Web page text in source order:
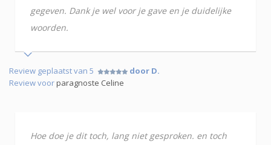
gegeven. Dank je wel voor je gave en je duidelijke
woorden.
Review geplaatst van 5
door D.
Review voorparagnoste Celine
Hoe doe je dit toch, lang niet gesproken. en toch